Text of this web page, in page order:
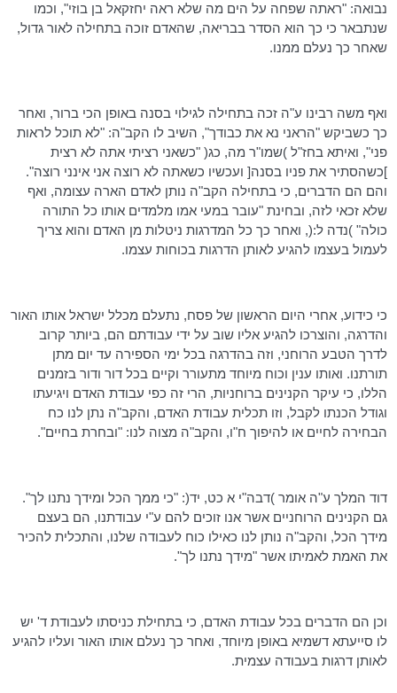
נבואה: "ראתה שפחה על הים מה שלא ראה יחזקאל בן בוזי", וכמו
שנתבאר כי כך הוא הסדר בבריאה, שהאדם זוכה בתחילה לאור גדול,
שאחר כך נעלם ממנו.
ואף משה רבינו ע"ה זכה בתחילה לגילוי בסנה באופן הכי ברור, ואחר
כך כשביקש "הראני נא את כבודך", השיב לו הקב"ה: "לא תוכל לראות
פני", ואיתא בחז"ל )שמו"ר מה, כג( "כשאני רציתי אתה לא רצית
]כשהסתיר את פניו בסנה[ ועכשיו כשאתה לא רוצה אני אינני רוצה".
והם הם הדברים, כי בתחילה הקב"ה נותן לאדם הארה עצומה, ואף
שלא זכאי לזה, ובחינת "עובר במעי אמו מלמדים אותו כל התורה
כולה" )נדה ל:(, ואחר כך כל המדרגות ניטלות מן האדם והוא צריך
לעמול בעצמו להגיע לאותן הדרגות בכוחות עצמו.
כי כידוע, אחרי היום הראשון של פסח, נתעלם מכלל ישראל אותו האור
והדרגה, והוצרכו להגיע אליו שוב על ידי עבודתם הם, ביותר קרוב
לדרך הטבע הרוחני, וזה בהדרגה בכל ימי הספירה עד יום מתן
תורתנו. ואותו ענין וכוח מיוחד מתעורר וקיים בכל דור ודור בזמנים
הללו, כי עיקר הקנינים ברוחניות, הרי זה כפי עבודת האדם ויגיעתו
וגודל הכנתו לקבל, וזו תכלית עבודת האדם, והקב"ה נתן לנו כח
הבחירה לחיים או להיפוך ח"ו, והקב"ה מצוה לנו: "ובחרת בחיים".
דוד המלך ע"ה אומר )דבה"י א כט, יד(: "כי ממך הכל ומידך נתנו לך".
גם הקנינים הרוחניים אשר אנו זוכים להם ע"י עבודתנו, הם בעצם
מידך הכל, והקב"ה נותן לנו כאילו כוח לעבודה שלנו, והתכלית להכיר
את האמתלאמיתו אשר "מידך נתנו לך".
וכן הם הדברים בכל עבודת האדם, כי בתחילת כניסתו לעבודת ד' יש
לו סייעתא דשמיא באופן מיוחד, ואחר כך נעלם אותו האור ועליו להגיע
לאותן דרגות בעבודה עצמית.